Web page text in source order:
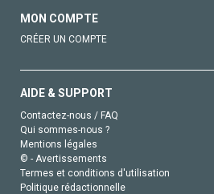
MON COMPTE
CRÉER UN COMPTE
AIDE & SUPPORT
Contactez-nous / FAQ
Qui sommes-nous ?
Mentions légales
© - Avertissements
Termes et conditions d'utilisation
Politique rédactionnelle